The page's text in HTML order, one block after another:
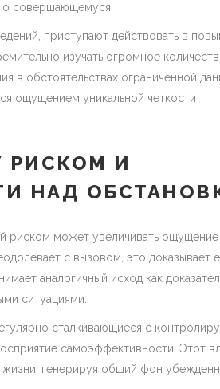
о совершающемуся.
приступают действовать в
изучать огромное
в обстоятельствах ограниченной
ощущением уникальной четкости
И
НАД
риском может увеличивать ощущение
с вызовом, это доказывает
аналогичный исход как
ситуациями.
сталкивающиеся с
самоэффективности. Этот
генерируя общий фон